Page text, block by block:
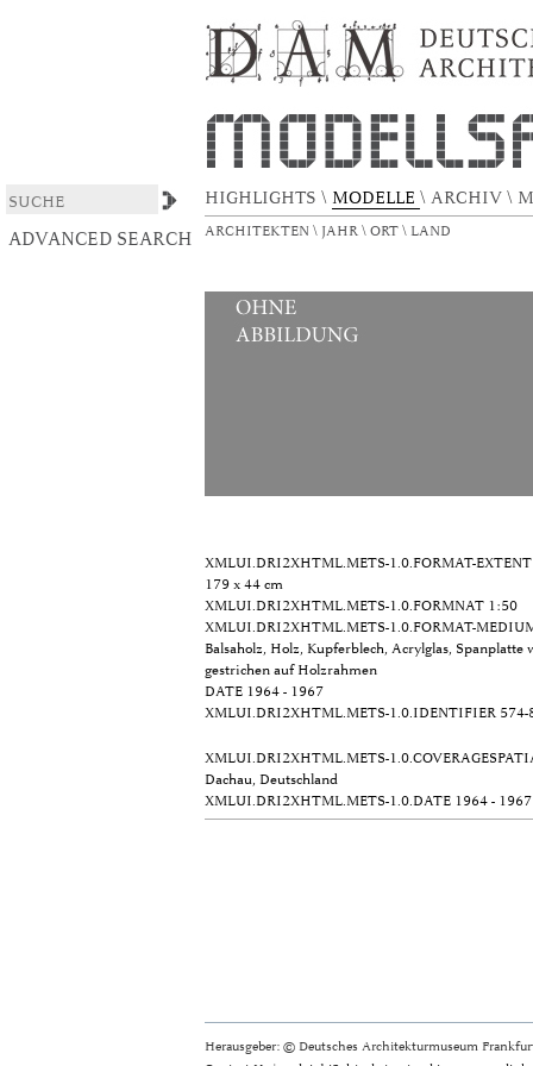
Evangelische Versöhnungskirche
HIGHLIGHTS \ MODELLE \ ARCHIV \
ARCHITEKTEN \ JAHR \ ORT \ LAND
ADVANCED SEARCH
XMLUI.DRI2XHTML.METS-1.0.FORMAT-EXTENT
179 x 44 cm
XMLUI.DRI2XHTML.METS-1.0.FORMNAT 1:50
XMLUI.DRI2XHTML.METS-1.0.FORMAT-
Balsaholz, Holz, Kupferblech, Acrylglas, Spanplatte
gestrichen auf Holzrahmen
DATE 1964 - 1967
XMLUI.DRI2XHTML.METS-1.0.IDENTIFIER 574-
XMLUI.DRI2XHTML.METS-
Dachau, Deutschland
XMLUI.DRI2XHTML.METS-1.0.DATE 1964 - 1967
Herausgeber: © Deutsches Architekturmuseum